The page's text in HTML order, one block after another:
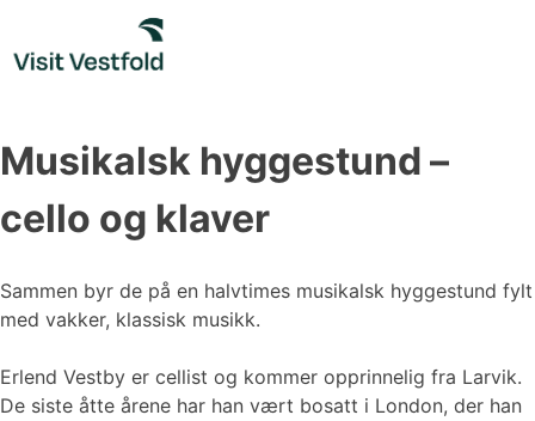
content
Musikalsk hyggestund –
cello og klaver
Sammen byr de på en halvtimes musikalsk hyggestund fylt
med vakker, klassisk musikk.
Erlend Vestby er cellist og kommer opprinnelig fra Larvik.
De siste åtte årene har han vært bosatt i London, der han